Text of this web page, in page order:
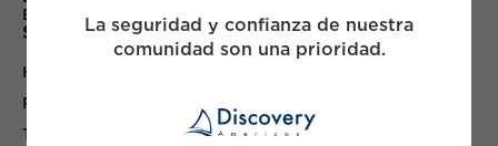
La seguridad y confianza de nuestra
comunidad son una prioridad.
Español
Sitemap
Home
Portfolio
Team